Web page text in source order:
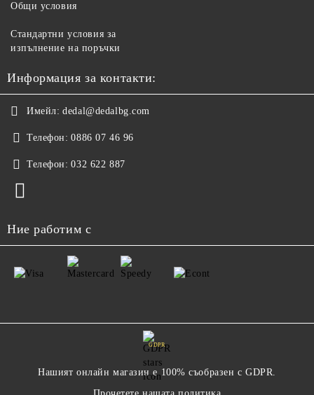
Общи условия
Стандартни условия за
изпълнение на поръчки
Информация за контакти:
Имейл: dedal@dedalbg.com
Телефон: 0886 07 46 96
Телефон: 032 622 887
Ние работим с
GDPR
Нашият онлайн магазин е 100% съобразен с GDPR.